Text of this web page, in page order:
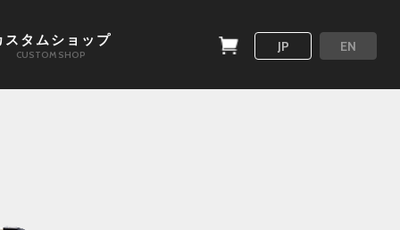
スタムショップ
CUSTOM SHOP
JP EN